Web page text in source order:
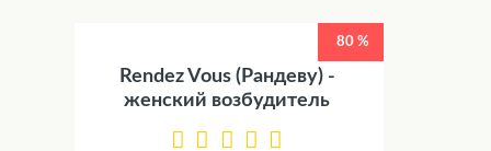
80 %
Rendez Vous (Рандеву) -
женский возбудитель